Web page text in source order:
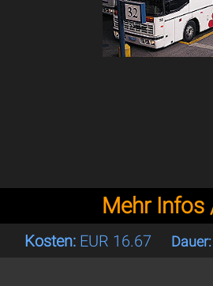
Mehr Infos
Kosten: EUR 16.67 Dauer: